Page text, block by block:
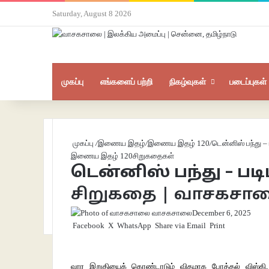
Saturday, August 8 2026
முகப்பு எங்களைப் பற்றி நிகழ்வுகள் படைப்புகள்
முகப்பு/இணைய இதழ்/இணைய இதழ் 120/டென்னிஸ் பந்து –
இணைய இதழ் 120சிறுகதைகள்
டென்னிஸ் பந்து –
சிறுகதை |
வாசகசாலைDecember 6, 2025
Facebook X WhatsApp Share via Email Print
வார இறுதியைக் கொண்டாடும் விதமாக போத்தல்